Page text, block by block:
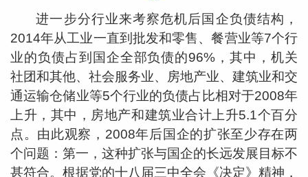
进一步分行业来考察危机后国企负债结构，
2014年从工业一直到批发和零售、餐营业等7个行
业的负债占到国企全部负债的96%，其中，机关
社团和其他、社会服务业、房地产业、建筑业和交
通运输仓储业等5个行业的负债占比相对于2008年
上升，其中，房地产和建筑业合计上升5.1个百分
点。由此观察，2008年后国企的扩张至少存在两
个问题：第一，这种扩张与国企的长远发展目标不
甚符合。根据党的十八届三中全会《决定》精神，